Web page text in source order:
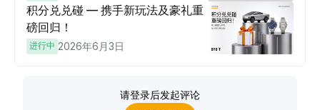
积分兑兑碰 — 携手新玩法及豪礼重
磅回归！
进行中 2026年6月3日
请登录后发起评论